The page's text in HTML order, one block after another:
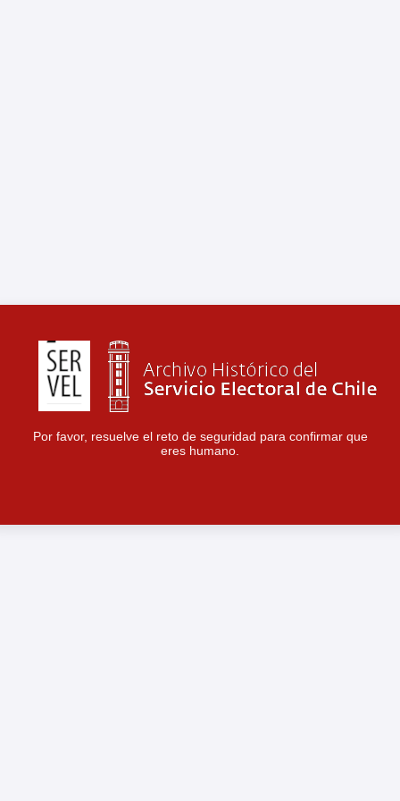
Por favor, resuelve el reto de seguridad para confirmar que
eres humano.